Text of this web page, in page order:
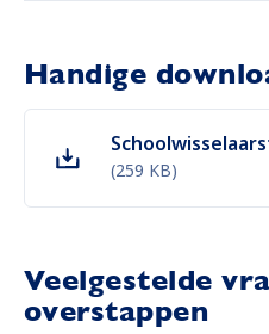
Handige
(259 KB)
Veelgestelde
overstappen